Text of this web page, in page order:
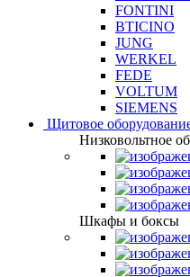
FONTINI
BTICINO
JUNG
WERKEL
FEDE
VOLTUM
SIEMENS
Щитовое
Низковольтное
Шкафы и боксы